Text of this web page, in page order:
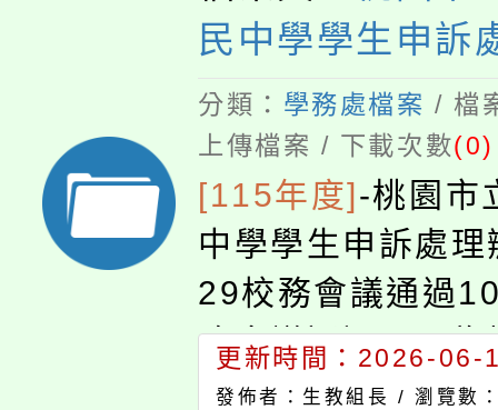
民中學學生申訴
分類： 學務處檔案 / 檔
上傳檔案 / 下載次數(0)
[115年度]-桃園市
中學學生申訴處
29校務會議通過
務會議通過一、
性解決問題之態
更新時間：2026-06-
發佈者：生教組長 /瀏覽數